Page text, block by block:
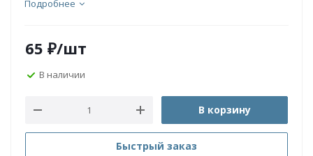
Подробнее
65 ₽/шт
В наличии
В корзину
Быстрый заказ